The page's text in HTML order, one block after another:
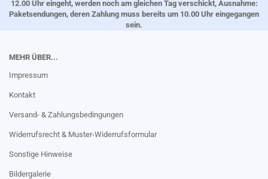
12.00 Uhr eingeht, werden noch am gleichen Tag verschickt, Ausnahme:
Paketsendungen, deren Zahlung muss bereits um 10.00 Uhr eingegangen
sein.
MEHR ÜBER...
Impressum
Kontakt
Versand- & Zahlungsbedingungen
Widerrufsrecht & Muster-Widerrufsformular
Sonstige Hinweise
Bildergalerie